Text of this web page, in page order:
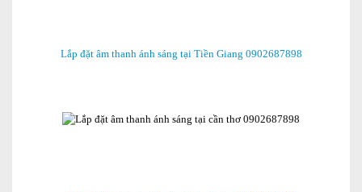
Lắp đặt âm thanh ánh sáng tại Tiền Giang 0902687898